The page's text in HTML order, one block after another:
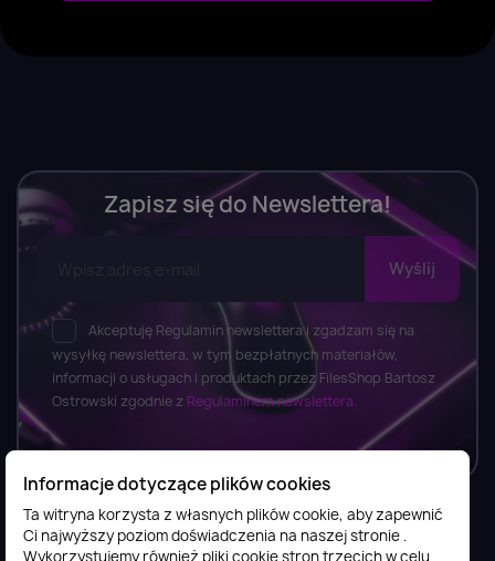
Zapisz się do Newslettera!
Akceptuję Regulamin newslettera i zgadzam się na
wysyłkę newslettera, w tym bezpłatnych materiałów,
informacji o usługach i produktach przez FilesShop Bartosz
Ostrowski zgodnie z Regulaminem newslettera.
Informacje
Informacje dotyczące plików cookies
Ta witryna korzysta z własnych plików cookie, aby zapewnić
Ci najwyższy poziom doświadczenia na naszej stronie .
Wykorzystujemy również pliki cookie stron trzecich w celu